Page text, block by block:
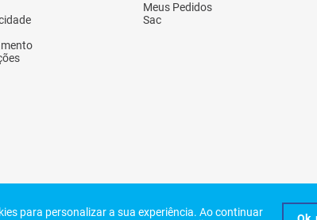
para personalizar a sua experiência. Ao continuar
Meus Pedidos
Sac
os direitos reservados. Rua Aurora, 154 - Santa Efigênia - São Paulo